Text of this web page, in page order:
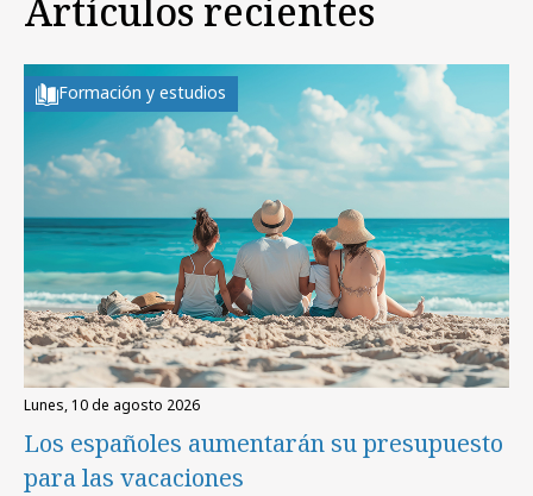
Artículos recientes
Formación y estudios
lunes, 10 de agosto 2026
Los españoles aumentarán su presupuesto
para las vacaciones